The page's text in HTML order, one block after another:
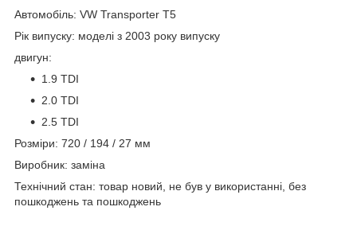
Автомобіль: VW Transporter T5
Рік випуску: моделі з 2003 року випуску
двигун:
1.9 TDI
2.0 TDI
2.5 TDI
Розміри: 720 / 194 / 27 мм
Виробник: заміна
Технічний стан: товар новий, не був у використанні, без
пошкоджень та пошкоджень